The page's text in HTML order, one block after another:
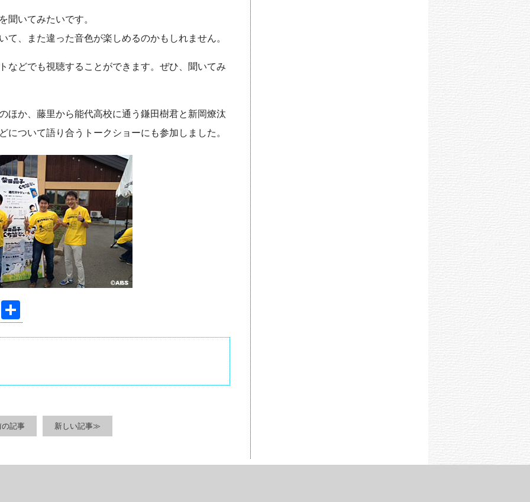
聞いてみたいです。
て、また違った音色が楽しめるのかもしれません。
などでも視聴することができます。ぜひ、聞いてみ
ほか、藤里から能代高校に通う鎌田樹君と新岡燎汰
について語り合うトークショーにも参加しました。
有
記事 新しい記事≫